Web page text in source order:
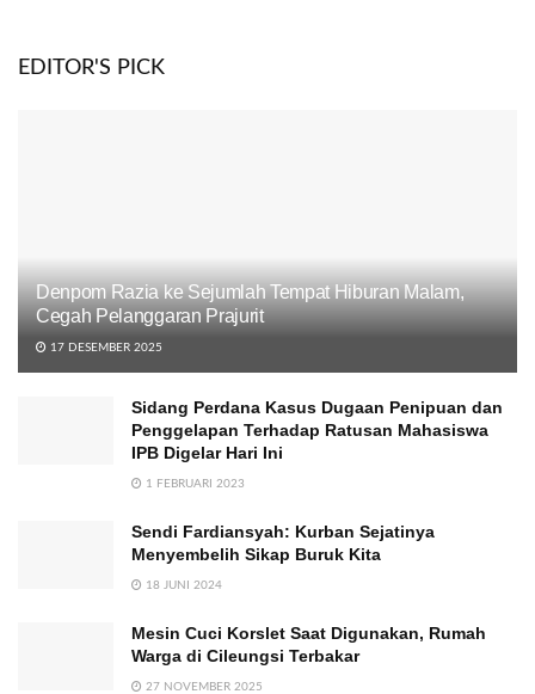
EDITOR'S PICK
Denpom Razia ke Sejumlah Tempat Hiburan Malam,
Cegah Pelanggaran Prajurit
17 DESEMBER 2025
Sidang Perdana Kasus Dugaan Penipuan dan
Penggelapan Terhadap Ratusan Mahasiswa
IPB Digelar Hari Ini
1 FEBRUARI 2023
Sendi Fardiansyah: Kurban Sejatinya
Menyembelih Sikap Buruk Kita
18 JUNI 2024
Mesin Cuci Korslet Saat Digunakan, Rumah
Warga di Cileungsi Terbakar
27 NOVEMBER 2025